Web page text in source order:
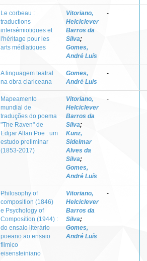
Le corbeau :
traductions
intersémiotiques et
l'héritage pour les
arts médiatiques
Vitoriano,
Helciclever
Barros da
Silva;
Gomes,
André Luís
-
A linguagem teatral
na obra clariceana
Gomes,
André Luís
-
Mapeamento
mundial de
traduções do poema
"The Raven" de
Edgar Allan Poe : um
estudo preliminar
(1853-2017)
Vitoriano,
Helciclever
Barros da
Silva;
Kunz,
Sidelmar
Alves da
Silva;
Gomes,
André Luís
-
Philosophy of
composition (1846)
e Psychology of
Composition (1944) :
do ensaio literário
poeano ao ensaio
fílmico
eisensteiniano
Vitoriano,
Helciclever
Barros da
Silva;
Gomes,
André Luís
-